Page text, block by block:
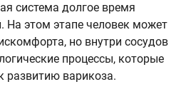
система долгое время
На этом этапе человек может
но внутри сосудов
процессы, которые
развитию варикоза.